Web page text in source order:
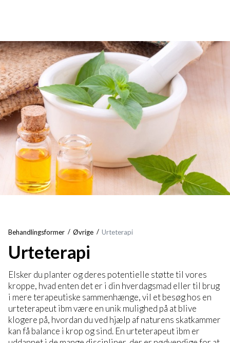
Behandlingsformer Øvrige Urteterapi
Urteterapi
Elsker du planter og deres potentielle støtte til vores
kroppe, hvad enten det er i din hverdagsmad eller til brug
i mere terapeutiske sammenhænge, vil et besøg hos en
urteterapeut ibm være en unik mulighed på at blive
klogere på, hvordan du ved hjælp af naturens skatkammer
kan få balance i krop og sind. En urteterapeut ibm er